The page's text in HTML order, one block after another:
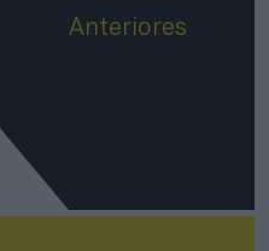
Anteriores